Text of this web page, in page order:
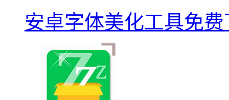
安卓字体美化工具免